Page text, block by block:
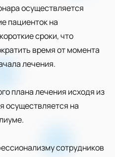
осуществляется
пациенток на
сроки, что
время от момента
лечения.
плана лечения исходя из
осуществляется на
сотрудников